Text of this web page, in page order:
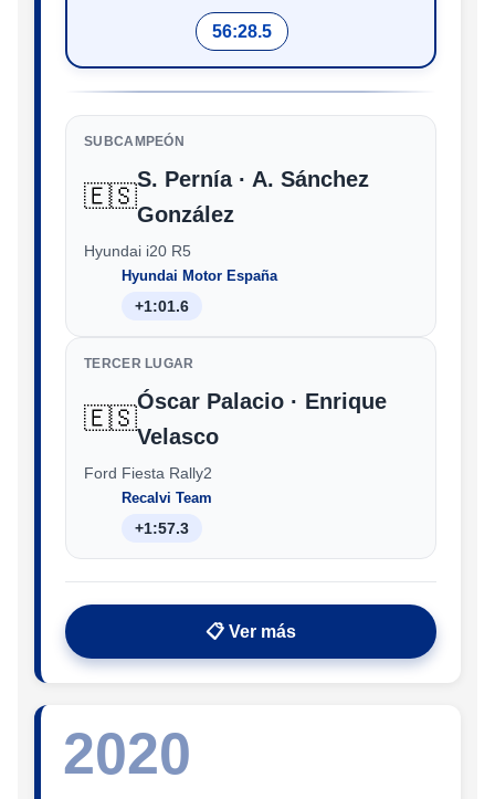
56:28.5
SUBCAMPEÓN
🇪🇸
S. Pernía · A. Sánchez
González
Hyundai i20 R5
Hyundai Motor España
+1:01.6
TERCER LUGAR
🇪🇸
Óscar Palacio · Enrique
Velasco
Ford Fiesta Rally2
Recalvi Team
+1:57.3
📋 Ver más
2020